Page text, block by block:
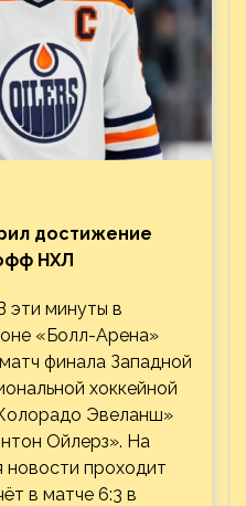
достижение
НХЛ
эти минуты в
«Болл-Арена»
финала Западной
хоккейной
Эвеланш»
Ойлерз». На
новости проходит
в матче 6:3 в